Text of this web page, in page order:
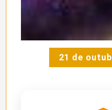
21 de